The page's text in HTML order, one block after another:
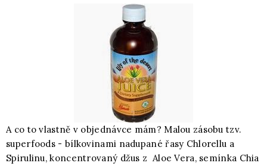
A co to vlastně v objednávce mám? Malou zásobu tzv.
superfoods - bílkovinami nadupané řasy Chlorellu a
Spirulinu, koncentrovaný džus z Aloe Vera, semínka Chia